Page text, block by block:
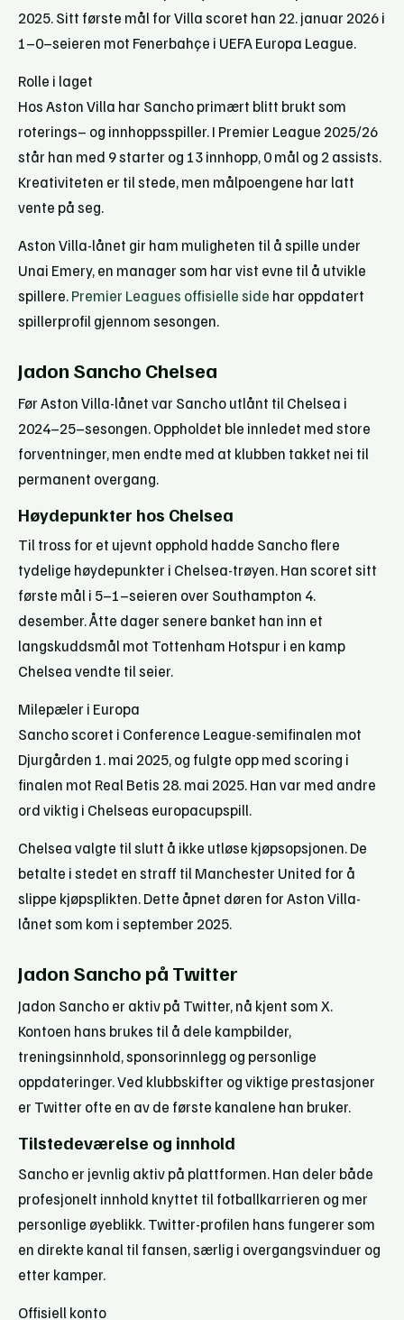
2025. Sitt første mål for Villa scoret han 22. januar 2026 i
1–0–seieren mot Fenerbahçe i UEFA Europa League.
Rolle i laget
Hos Aston Villa har Sancho primært blitt brukt som
roterings– og innhoppsspiller. I Premier League 2025/26
står han med 9 starter og 13 innhopp, 0 mål og 2 assists.
Kreativiteten er til stede, men målpoengene har latt
vente på seg.
Aston Villa-lånet gir ham muligheten til å spille under
Unai Emery, en manager som har vist evne til å utvikle
spillere.Premier Leagues offisielle side har oppdatert
spillerprofil gjennom sesongen.
Jadon Sancho Chelsea
Før Aston Villa-lånet var Sancho utlånt til Chelsea i
2024–25–sesongen. Oppholdet ble innledet med store
forventninger, men endte med at klubben takket nei til
permanent overgang.
Høydepunkter hos Chelsea
Til tross for et ujevnt opphold hadde Sancho flere
tydelige høydepunkter i Chelsea-trøyen. Han scoret sitt
første mål i 5–1–seieren over Southampton 4.
desember. Åtte dager senere banket han inn et
langskuddsmål mot Tottenham Hotspur i en kamp
Chelsea vendte til seier.
Milepæler i Europa
Sancho scoret i Conference League-semifinalen mot
Djurgården 1. mai 2025, og fulgte opp med scoring i
finalen mot Real Betis 28. mai 2025. Han var med andre
ord viktig i Chelseas europacupspill.
Chelsea valgte til slutt å ikke utløse kjøpsopsjonen. De
betalte i stedet en straff til Manchester United for å
slippe kjøpsplikten. Dette åpnet døren for Aston Villa-
lånet som kom i september 2025.
Jadon Sancho på Twitter
Jadon Sancho er aktiv på Twitter, nå kjent som X.
Kontoen hans brukes til å dele kampbilder,
treningsinnhold, sponsorinnlegg og personlige
oppdateringer. Ved klubbskifter og viktige prestasjoner
er Twitter ofte en av de første kanalene han bruker.
Tilstedeværelse og innhold
Sancho er jevnlig aktiv på plattformen. Han deler både
profesjonelt innhold knyttet til fotballkarrieren og mer
personlige øyeblikk. Twitter-profilen hans fungerer som
en direkte kanal til fansen, særlig i overgangsvinduer og
etter kamper.
Offisiell konto